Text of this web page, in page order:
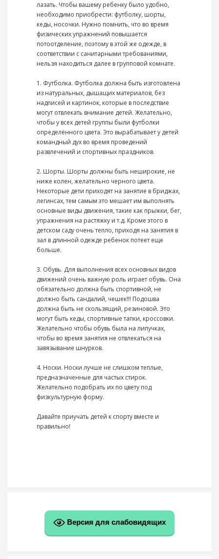
лазать. Чтобы вашему ребенку было удобно,
необходимо приобрести: футболку, шорты,
кеды, носочки. Нужно помнить, что во время
физических упражнений повышается
потоотделение, поэтому в этой же одежде, в
соответствии с санитарными требованиями,
нельзя находиться далее в групповой комнате.
1. Футболка. Футболка должна быть изготовлена
из натуральных, дышащих материалов, без
надписей и картинок, которые в последствие
могут отвлекать внимание детей. Желательно,
чтобы у всех детей группы были футболки
определённого цвета. Это вырабатывает у детей
командный дух во время проведений
развлечений и спортивных праздников.
2. Шорты.​ Шорты должны быть неширокие, не
ниже колен, желательно черного цвета.
Некоторые дети приходят на занятие в бриджах,
легинсах, тем самым это мешает им выполнять
основные виды движения, такие как прыжки, бег,
упражнения на растяжку и т.д. Кроме этого в
детском саду очень тепло, приходя на занятия в
зал в длинной одежде ребенок потеет еще
больше.
3. Обувь.​ Для выполнения всех основных видов
движений очень важную роль играет обувь. Она
обязательно должна быть спортивной, не
должно быть сандалий, чешек!!! Подошва
должна быть не скользящий, резиновой. Это
могут быть кеды, спортивные тапки, кроссовки.
Желательно чтобы обувь была на липучках,
чтобы во время занятия не отвлекаться на
завязывание шнурков.
4. Носки.​ Носки лучше не слишком теплые,
предназначенные для частых стирок.
Желательно подобрать их по цвету под
физкультурную форму.
Давайте приучать детей к спорту вместе и
правильно!
Версия для слабовидящих